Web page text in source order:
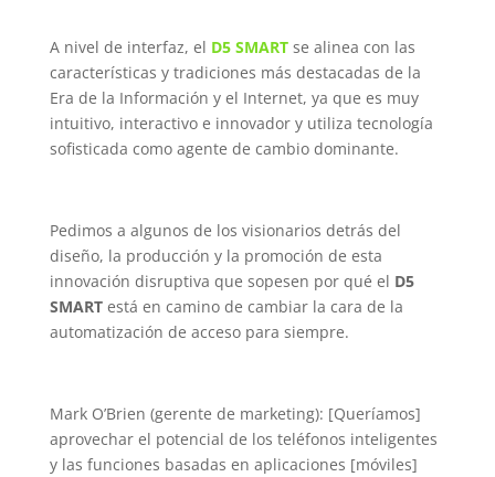
A nivel de interfaz, el D5 SMARTse alinea con las
características y tradiciones más destacadas de la
Era de la Información y el Internet, ya que es muy
intuitivo, interactivo e innovador y utiliza tecnología
sofisticada como agente de cambio dominante.
Pedimos a algunos de los visionarios detrás del
diseño, la producción y la promoción de esta
innovación disruptiva que sopesen por qué el D5
SMARTestá en camino de cambiar la cara de la
automatización de acceso para siempre.
Mark O’Brien (gerente de marketing): [Queríamos]
aprovechar el potencial de los teléfonos inteligentes
y las funciones basadas en aplicaciones [móviles]